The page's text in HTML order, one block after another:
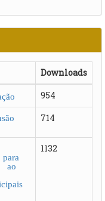
Downloads
954
714
ao
1132